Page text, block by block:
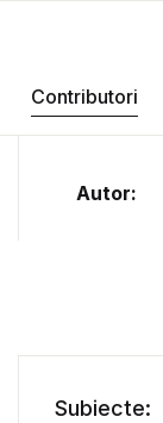
Contributori
Autor:
Subiecte: